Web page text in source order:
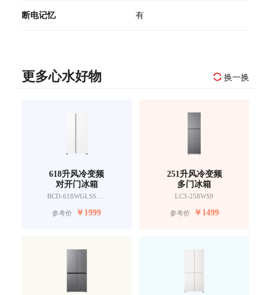
断电记忆 有
更多心水好物 换一换
618升风冷变频
对开门冰箱
BCD-618WGLSSEDW9
参考价 ￥1999
251升风冷变频
多门冰箱
LC3-258WS9
参考价 ￥1499